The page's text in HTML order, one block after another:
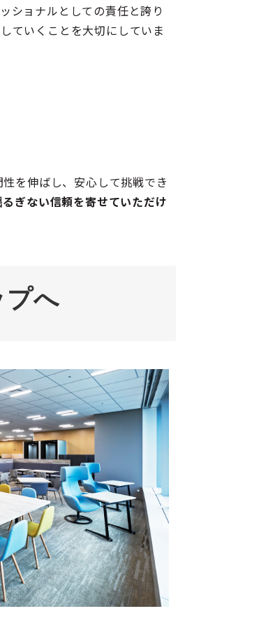
ショナルとしての責任と誇り
ていくことを大切にしていま
を伸ばし、安心して挑戦でき
ぎない信頼を寄せていただけ
プへ